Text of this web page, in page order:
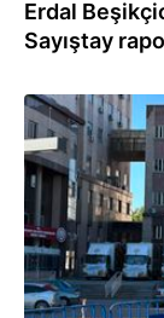
Erdal
Sayıştay
30.07.2026